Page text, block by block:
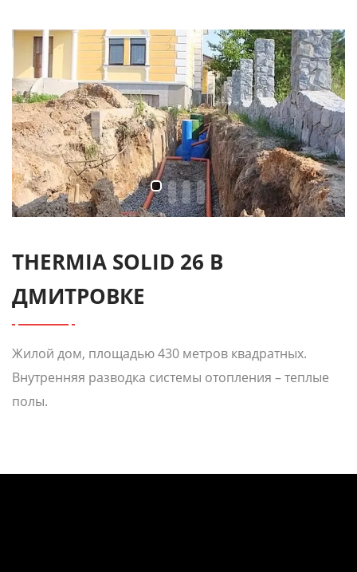
THERMIA SOLID 26 В
ДМИТРОВКЕ
Жилой дом, площадью 430 метров квадратных.
Внутренняя разводка системы отопления – теплые
полы.